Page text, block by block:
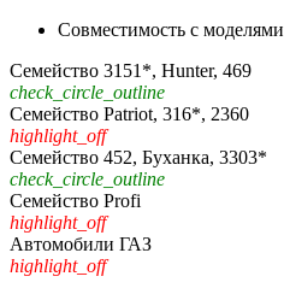
Совместимость с моделями
Семейство 3151*, Hunter, 469
check_circle_outline
Семейство Patriot, 316*, 2360
highlight_off
Семейство 452, Буханка, 3303*
check_circle_outline
Семейство Profi
highlight_off
Автомобили ГАЗ
highlight_off